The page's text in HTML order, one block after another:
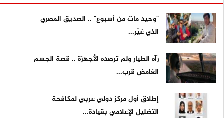
"وحيد مات من أسبوع" .. الصديق المصري
الذي غيّر...
رآه الطيار ولم ترصده الأجهزة .. قصة الجسم
الغامض قرب...
إطلاق أول مركز دولي عربي لمكافحة
التضليل الإعلامي بقيادة...